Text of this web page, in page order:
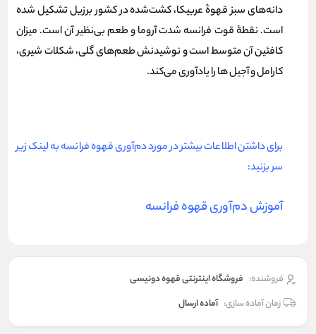
دانه‌های سبز قهوۀ عربیکا، کشت‌شده در کشور برزیل تشکیل شده
است. نقطۀ قوت فرانسه شدت آروما و طعم بی‌نظیر آن است. میزان
کافئین آن متوسط است و نوشیدنش طعم‌های گلی، شکلات شیری،
کارامل و آجیل ها را یادآوری می‌کند.
برای داشتن اطلاعات بیشتر در مورد دم‌آوری قهوه فرانسه به لینک زیر
سر بزنید:
آموزش دم‌آوری قهوهفرانسه
فروشنده: فروشگاه اینترنتی قهوه دونیسی
زمان آماده سازی: آماده ارسال